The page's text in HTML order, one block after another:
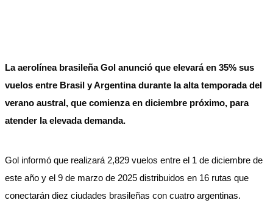
La aerolínea brasileña Gol anunció que elevará en 35% sus
vuelos entre Brasil y Argentina durante la alta temporada del
verano austral, que comienza en diciembre próximo, para
atender la elevada demanda.
Gol informó que realizará 2,829 vuelos entre el 1 de diciembre de
este año y el 9 de marzo de 2025 distribuidos en 16 rutas que
conectarán diez ciudades brasileñas con cuatro argentinas.